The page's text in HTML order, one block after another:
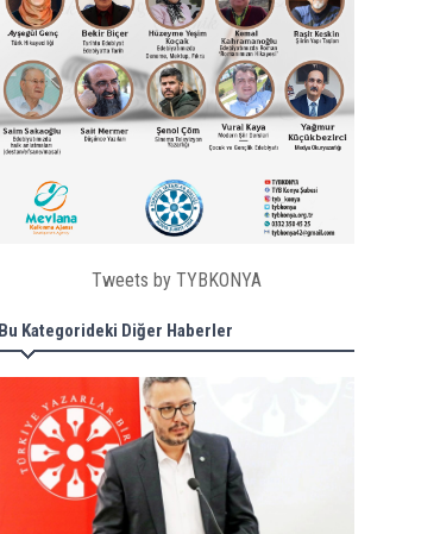
Tweets by TYBKONYA
Bu Kategorideki Diğer Haberler